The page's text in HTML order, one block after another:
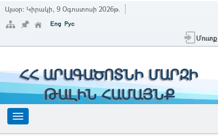
Այսօր: Կիրակի, 9 Օգոստոսի 2026թ.
Մուտք
ՀՀ ԱՐԱԳԱԾՈՏՆԻ ՄԱՐԶԻ
ԹԱԼԻՆ ՀԱՄԱՅՆՔ